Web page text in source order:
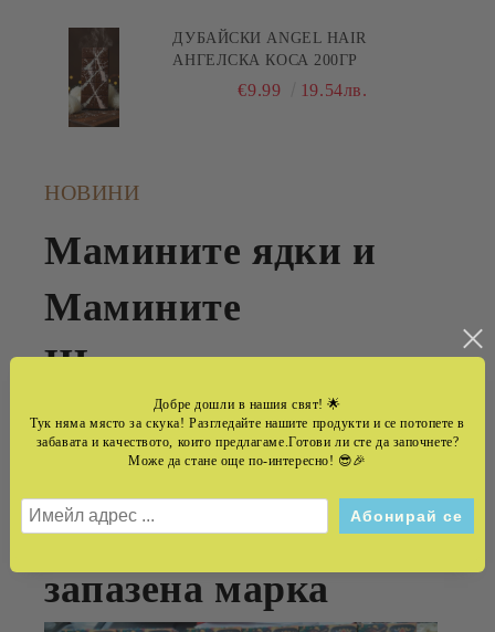
ДУБАЙСКИ ANGEL HAIR
АНГЕЛСКА КОСА 200ГР
€9.99 19.54лв.
НОВИНИ
Мамините ядки и
Мамините
Шоколади -семеен
бранд ,който
превръща
автентичният вкус в
запазена марка
Добре дошли в нашия свят! 🌟
Тук няма място за скука! Разгледайте нашите продукти и се потопете в
забавата и качеството, които предлагаме.Готови ли сте да започнете?
Може да стане още по-интересно! 😎🎉